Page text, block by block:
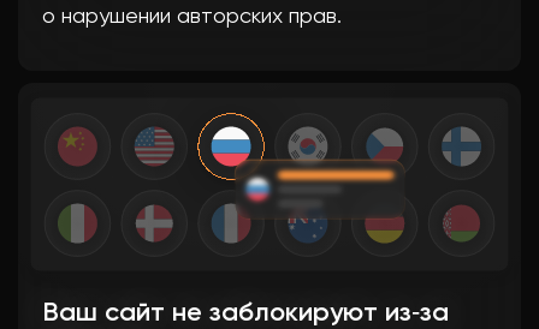
о нарушении авторских прав.
Ваш сайт не заблокируют из‑за